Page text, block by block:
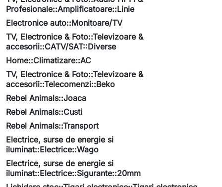
Profesionale::Amplificatoare::Linie
Electronice auto::Monitoare/TV
TV, Electronice & Foto::Televizoare &
accesorii::CATV/SAT::Diverse
Home::Climatizare::AC
TV, Electronice & Foto::Televizoare &
accesorii::Telecomenzi::Beko
Rebel Animals::Joaca
Rebel Animals::Custi
Rebel Animals::Transport
Electrice, surse de energie si
iluminat::Electrice::Wago
Electrice, surse de energie si
iluminat::Electrice::Sigurante::20mm